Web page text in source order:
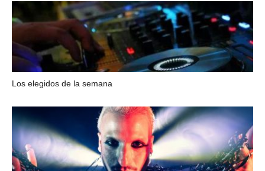
Los elegidos de la semana